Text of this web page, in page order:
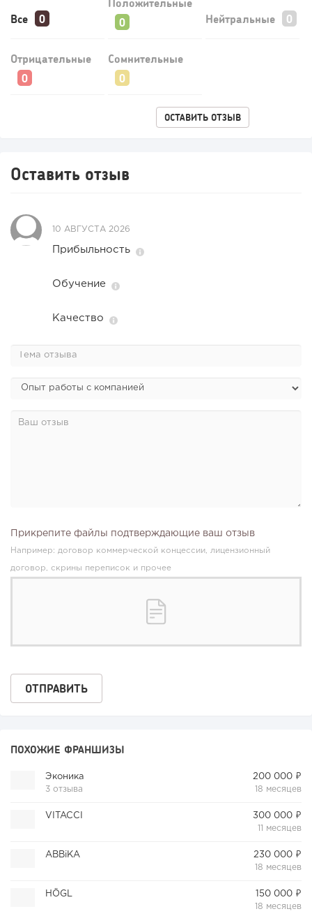
интернет-магазине...
Все
Положительные
Нейтральные
Отрицательные Сомнительные
ОСТАВИТЬ ОТЗЫВ
Оставить отзыв
10 АВГУСТА 2026
Прибыльность
Обучение
Качество
Прикрепите файлы подтверждающие ваш отзыв
Например: договор коммерческой концессии, лицензионный
договор, скрины переписок и прочее
ПОХОЖИЕ ФРАНШИЗЫ
Эконика
3 отзыва
200 000 ₽
18 месяцев
VITACCI
300 000 ₽
11 месяцев
ABBiKA
230 000 ₽
18 месяцев
HÖGL
150 000 ₽
18 месяцев